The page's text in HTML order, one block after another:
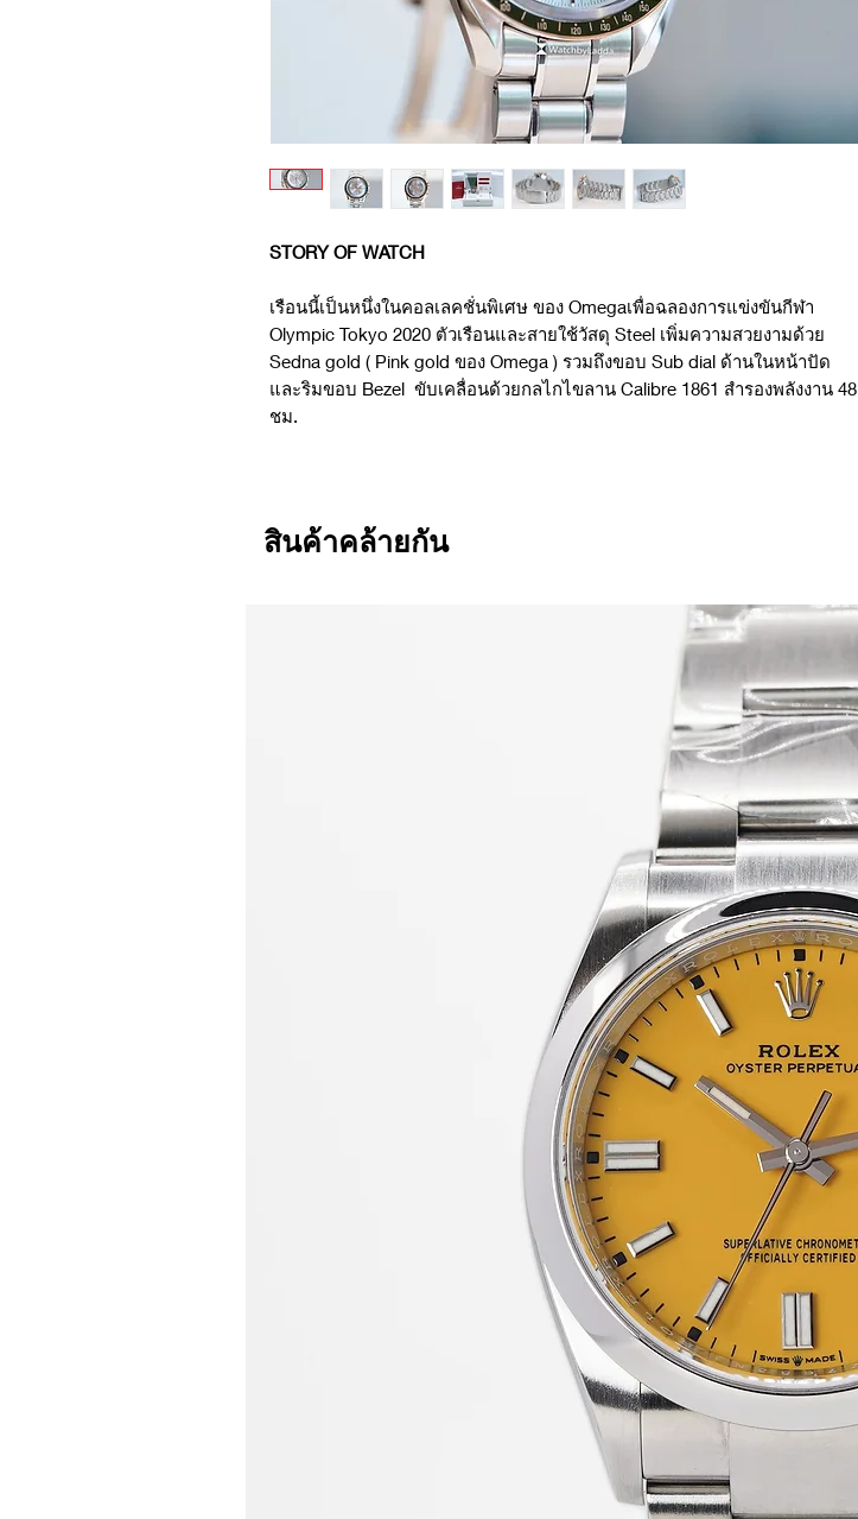
STORY OF WATCH
เรือนนี้เป็นหนึ่งในคอลเลคชั่นพิเศษ ของ Omegaเพื่อฉลองการแข่งขันกีฬา
Olympic Tokyo 2020 ตัวเรือนและสายใช้วัสดุ Steel เพิ่มความสวยงามด้วย
Sedna gold ( Pink gold ของ Omega ) รวมถึงขอบ Sub dial ด้านในหน้าปัด
และริมขอบ Bezel ขับเคลื่อนด้วยกลไกไขลาน Calibre 1861 สำรองพลังงาน 48
ชม. ⠀
สินค้าคล้ายกัน